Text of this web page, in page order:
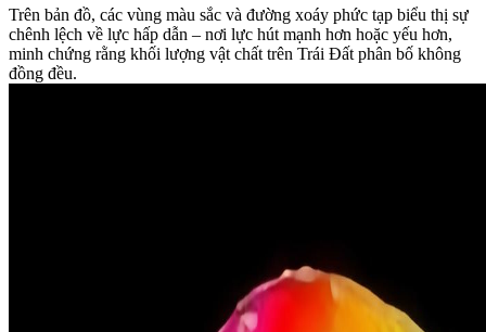
Trên bản đồ, các vùng màu sắc và đường xoáy phức tạp biểu thị sự
chênh lệch về lực hấp dẫn – nơi lực hút mạnh hơn hoặc yếu hơn,
minh chứng rằng khối lượng vật chất trên Trái Đất phân bố không
đồng đều.